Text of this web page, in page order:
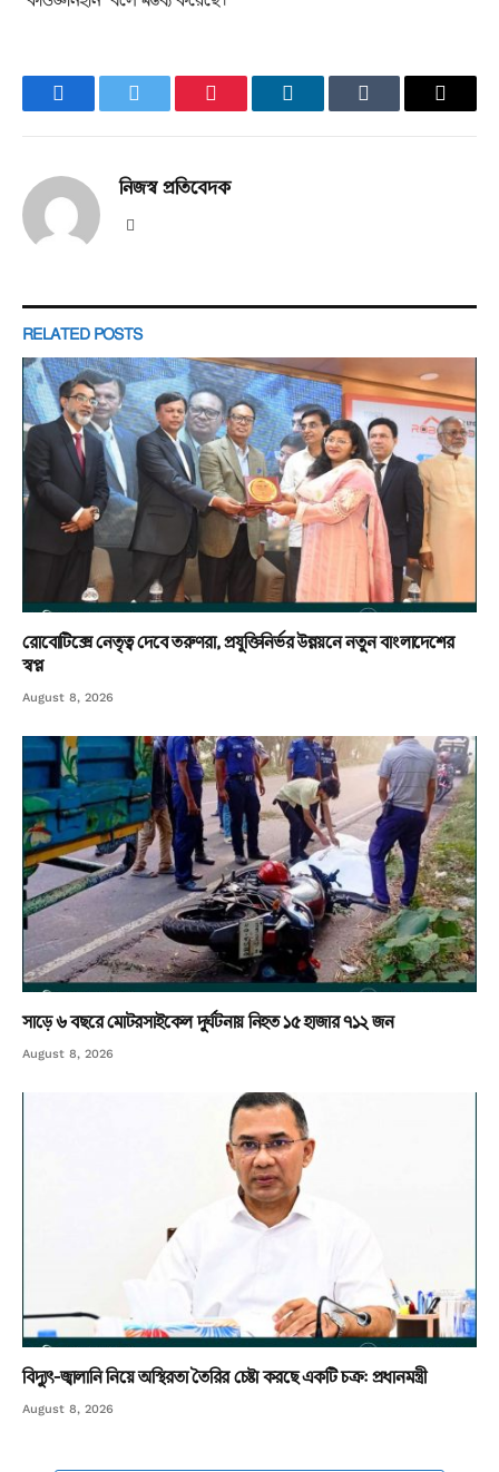
FacebookTwitter PinterestLinkedInTumblr Email
নিজস্ব প্রতিবেদক
RELATED POSTS
রোবোটিক্সে নেতৃত্ব দেবে তরুণরা, প্রযুক্তিনির্ভর উন্নয়নে নতুন বাংলাদেশের
স্বপ্ন
August 8, 2026
সাড়ে ৬ বছরে মোটরসাইকেল দুর্ঘটনায় নিহত ১৫ হাজার ৭১২ জন
August 8, 2026
বিদ্যুৎ-জ্বালানি নিয়ে অস্থিরতা তৈরির চেষ্টা করছে একটি চক্র: প্রধানমন্ত্রী
August 8, 2026